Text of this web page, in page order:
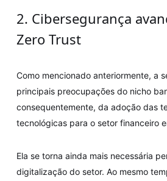
2. Cibersegurança
Zero Trust
Como mencionado anteriormente, a
principais preocupações do nicho
consequentemente, da adoção das
tecnológicas para o setor financeiro
Ela se torna ainda mais necessária
digitalização do setor. Ao mesmo